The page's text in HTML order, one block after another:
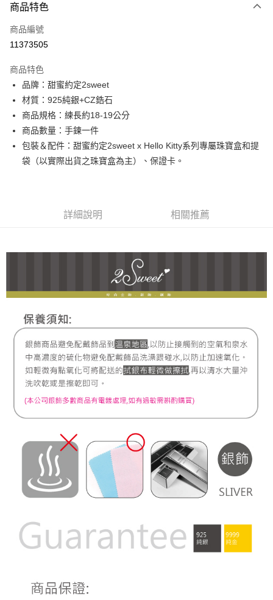
信用卡一次付款
信用卡分期付款
合作金庫商業銀行
華南商業銀行
上海商業儲蓄銀行
國泰世華商業銀行
臺灣中小企業銀行
匯豐（台灣）商業銀行
華泰商業銀行
聯邦商業銀行
遠東國際商業銀行
元大商業銀行
永豐商業銀行
6 期 0 利率 每期
華南商業銀行
上海商業儲蓄銀行
國泰世華商業銀行
臺灣中小企業銀行
台中商業銀行
匯豐（台灣）商業銀行
華泰商業銀行
台新國際商業銀行
中國信託商業銀行
台灣樂天信用卡公司
超商取貨付款
LINE Pay
Apple Pay
街口支付
每筆NT$60，滿NT$1,000(含以上)免運費
7-11取貨付款
每筆NT$60，滿NT$1,000(含以上)免運費
宅配
每筆NT$80，滿NT$1,000(含以上)免運費
離島宅配
商品特色
商品編號
11373505
商品特色
品牌：甜蜜約定2sweet
材質：925純銀+CZ鋯石
商品規格：練長約18-19公分
商品數量：手鍊一件
包裝＆配件：甜蜜約定2sweet x Hello Kitty系列專屬珠寶盒和提
袋（以實際出貨之珠寶盒為主）、保證卡。
詳細說明 相關推薦